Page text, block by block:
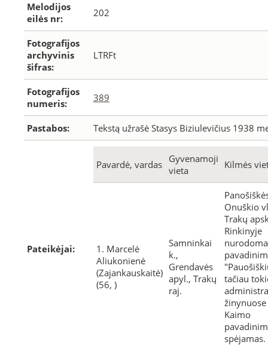
Melodijos
eilės nr:
202
Fotografijos
archyvinis
šifras:
LTRFt
Fotografijos
numeris:
389
Pastabos: Tekstą užrašė Stasys Biziulevičius 1938
Pateikėjai:
Pavardė, vardas Gyvenamoji
vieta
Kilmės
1. Marcelė
Aliukonienė
(Zajankauskaitė)
(56, )
Samninkai
k.,
Grendavės
apyl., Trakų
raj.
Onuškio
Trakų
Rinkinyje
tačiau
Kaimo
spėjamas.